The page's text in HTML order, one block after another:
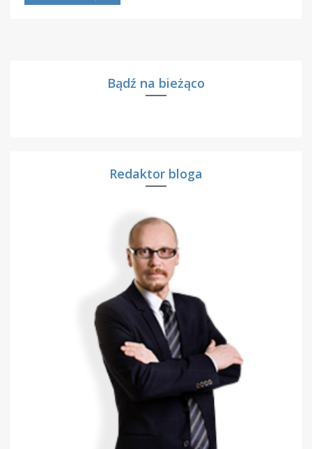
Bądź na bieżąco
Redaktor bloga